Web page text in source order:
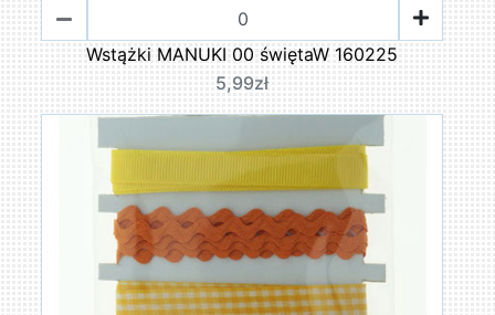
Wstążki MANUKI 00 świętaW 160225
5,99zł